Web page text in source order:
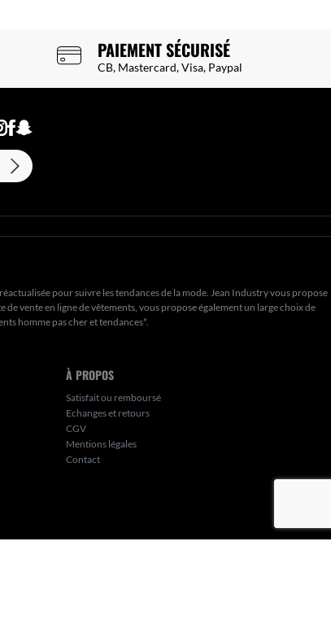
PAIEMENT SÉCURISÉ
CB, Mastercard, Visa, Paypal
pour suivre les tendances de la mode. Jean Industry vous propose
vente en ligne de vêtements, vous propose également un large choix de
homme pas cher et tendances*.
À PROPOS
Satisfait ou remboursé
Echanges et retours
CGV
Mentions légales
Contact